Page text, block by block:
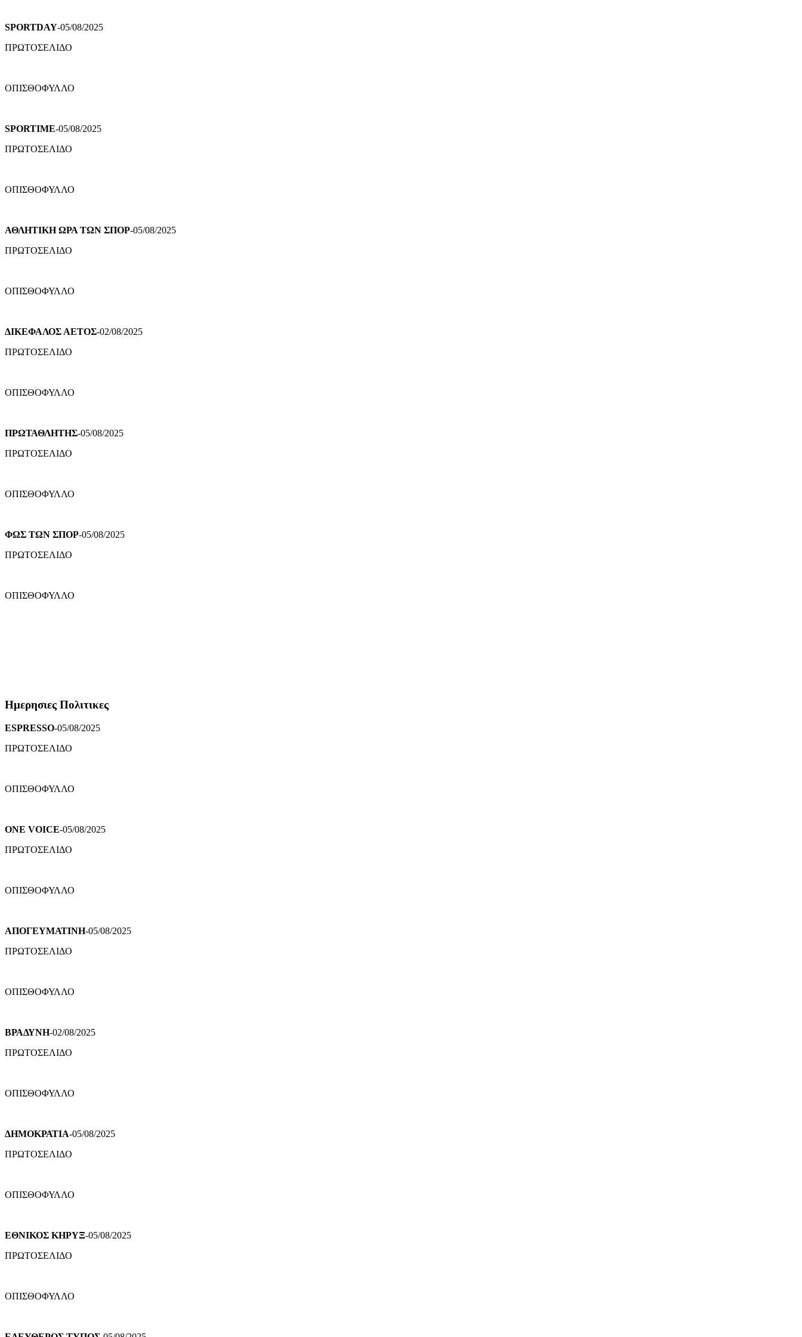
SPORTDAY-05/08/2025
ΠΡΩΤΟΣΕΛΙΔΟ
ΟΠΙΣΘΟΦΥΛΛΟ
SPORTIME-05/08/2025
ΠΡΩΤΟΣΕΛΙΔΟ
ΟΠΙΣΘΟΦΥΛΛΟ
ΑΘΛΗΤΙΚΗ ΩΡΑ ΤΩΝ ΣΠΟΡ-05/08/2025
ΠΡΩΤΟΣΕΛΙΔΟ
ΟΠΙΣΘΟΦΥΛΛΟ
ΔΙΚΕΦΑΛΟΣ ΑΕΤΟΣ-02/08/2025
ΠΡΩΤΟΣΕΛΙΔΟ
ΟΠΙΣΘΟΦΥΛΛΟ
ΠΡΩΤΑΘΛΗΤΗΣ-05/08/2025
ΠΡΩΤΟΣΕΛΙΔΟ
ΟΠΙΣΘΟΦΥΛΛΟ
ΦΩΣ ΤΩΝ ΣΠΟΡ-05/08/2025
ΠΡΩΤΟΣΕΛΙΔΟ
ΟΠΙΣΘΟΦΥΛΛΟ
Ημερησιες Πολιτικες
ESPRESSO-05/08/2025
ΠΡΩΤΟΣΕΛΙΔΟ
ΟΠΙΣΘΟΦΥΛΛΟ
ONE VOICE-05/08/2025
ΠΡΩΤΟΣΕΛΙΔΟ
ΟΠΙΣΘΟΦΥΛΛΟ
ΑΠΟΓΕΥΜΑΤΙΝΗ-05/08/2025
ΠΡΩΤΟΣΕΛΙΔΟ
ΟΠΙΣΘΟΦΥΛΛΟ
ΒΡΑΔΥΝΗ-02/08/2025
ΠΡΩΤΟΣΕΛΙΔΟ
ΟΠΙΣΘΟΦΥΛΛΟ
ΔΗΜΟΚΡΑΤΙΑ-05/08/2025
ΠΡΩΤΟΣΕΛΙΔΟ
ΟΠΙΣΘΟΦΥΛΛΟ
ΕΘΝΙΚΟΣ ΚΗΡΥΞ-05/08/2025
ΠΡΩΤΟΣΕΛΙΔΟ
ΟΠΙΣΘΟΦΥΛΛΟ